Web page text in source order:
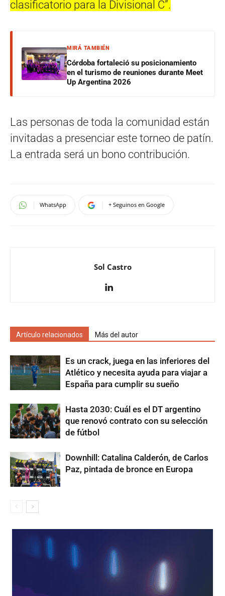
clasificatorio para la Divisional C”.
MIRÁ TAMBIÉN
Córdoba fortaleció su posicionamiento
en el turismo de reuniones durante Meet
Up Argentina 2026
Las personas de toda la comunidad están
invitadas a presenciar este torneo de patín.
La entrada será un bono contribución.
WhatsApp + Seguinos en Google
Sol Castro
Artículo relacionados Más del autor
Es un crack, juega en las inferiores del
Atlético y necesita ayuda para viajar a
España para cumplir su sueño
Hasta 2030: Cuál es el DT argentino
que renovó contrato con su selección
de fútbol
Downhill: Catalina Calderón, de Carlos
Paz, pintada de bronce en Europa